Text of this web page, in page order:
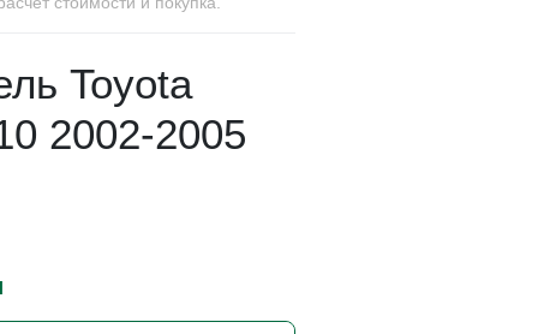
Toyota
2002-2005